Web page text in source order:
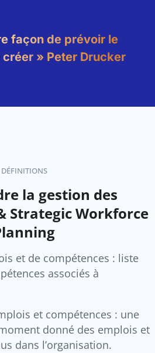
façon de prévoir le
» Peter Drucker
DÉFINITIONS
la gestion des
Strategic Workforce
et de compétences : liste
associés à
et compétences : une
donné des emplois et
dans l’organisation.